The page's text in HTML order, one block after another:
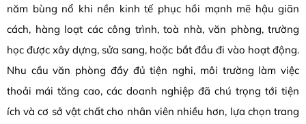
năm bùng nổ khi nền kinh tế phục hồi mạnh mẽ hậu giãn
cách, hàng loạt các công trình, toà nhà, văn phòng, trường
học được xây dựng, sửa sang, hoặc bắt đầu đi vào hoạt động.
Nhu cầu văn phòng đầy đủ tiện nghi, môi trường làm việc
thoải mái tăng cao, các doanh nghiệp đã chú trọng tới tiện
ích và cơ sở vật chất cho nhân viên nhiều hơn, lựa chọn trang